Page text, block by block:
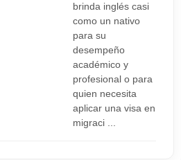
brinda inglés casi
como un nativo
para su
desempeño
académico y
profesional o para
quien necesita
aplicar una visa en
migraci ...